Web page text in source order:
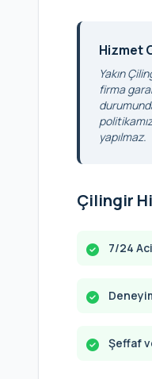
Hizmet
Yakın
firma
yapılmaz.
Çilingir
7/24
Şeffaf